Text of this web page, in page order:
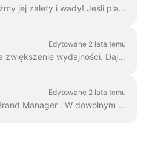
Istnieją trzy sposoby na dodanie logo do filmu! Przeanalizujmy każdą metodę i rozważmy jej zalety i wady! Jeśli planujesz używać tego logo naprawdę ...
Edytowane 2 lata temu
Branding to sposób na usprawnienie procesu tworzenia markowych filmów, a także na zwiększenie wydajności. Daje ci możliwość wypełnienia kilku "marek...
Edytowane 2 lata temu
Dodanie własnej czcionki jest dość proste. Pierwszym sposobem, aby to zrobić, jest Brand Manager . W dowolnym projekcie kliknij "Zarządzaj markami", w górnej części ...